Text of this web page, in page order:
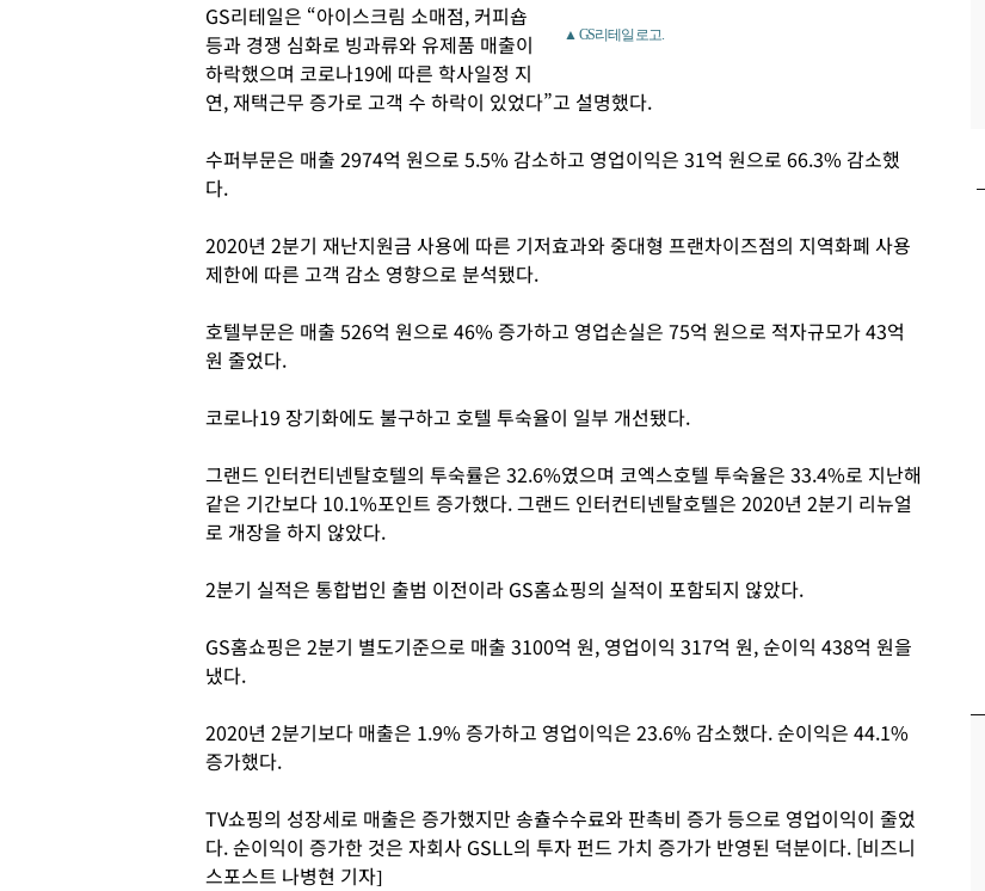
▲ GS리테일 로고.
GS리테일은 “아이스크림 소매점, 커피숍
등과 경쟁 심화로 빙과류와 유제품 매출이
하락했으며 코로나19에 따른 학사일정 지
연, 재택근무 증가로 고객 수 하락이 있었다”고 설명했다.
수퍼부문은 매출 2974억 원으로 5.5% 감소하고 영업이익은 31억 원으로 66.3% 감소했
다.
2020년 2분기 재난지원금 사용에 따른 기저효과와 중대형 프랜차이즈점의 지역화폐 사용
제한에 따른 고객 감소 영향으로 분석됐다.
호텔부문은 매출 526억 원으로 46% 증가하고 영업손실은 75억 원으로 적자규모가 43억
원 줄었다.
코로나19 장기화에도 불구하고 호텔 투숙율이 일부 개선됐다.
그랜드 인터컨티넨탈호텔의 투숙률은 32.6%였으며 코엑스호텔 투숙율은 33.4%로 지난해
같은 기간보다 10.1%포인트 증가했다. 그랜드 인터컨티넨탈호텔은 2020년 2분기 리뉴얼
로 개장을 하지 않았다.
2분기 실적은 통합법인 출범 이전이라 GS홈쇼핑의 실적이 포함되지 않았다.
GS홈쇼핑은 2분기 별도기준으로 매출 3100억 원, 영업이익 317억 원, 순이익 438억 원을
냈다.
2020년 2분기보다 매출은 1.9% 증가하고 영업이익은 23.6% 감소했다. 순이익은 44.1%
증가했다.
TV쇼핑의 성장세로 매출은 증가했지만 송츌수수료와 판촉비 증가 등으로 영업이익이 줄었
다. 순이익이 증가한 것은 자회사 GSLL의 투자 펀드 가치 증가가 반영된 덕분이다. [비즈니
스포스트 나병현 기자]